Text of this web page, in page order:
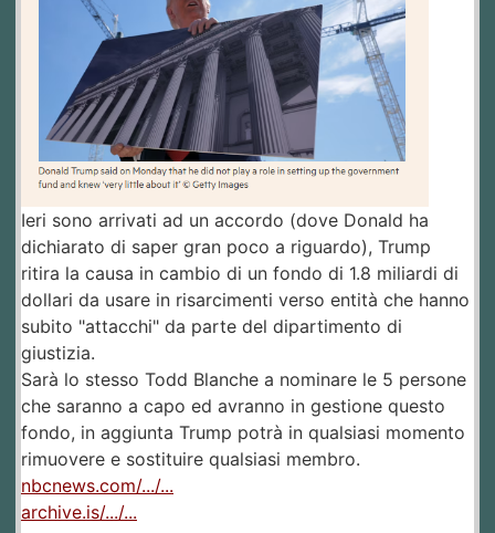
Ieri sono arrivati ad un accordo (dove Donald ha
dichiarato di saper gran poco a riguardo), Trump
ritira la causa in cambio di un fondo di 1.8 miliardi di
dollari da usare in risarcimenti verso entità che hanno
subito "attacchi" da parte del dipartimento di
giustizia.
Sarà lo stesso Todd Blanche a nominare le 5 persone
che saranno a capo ed avranno in gestione questo
fondo, in aggiunta Trump potrà in qualsiasi momento
rimuovere e sostituire qualsiasi membro.
nbcnews.com/.../...
archive.is/.../...